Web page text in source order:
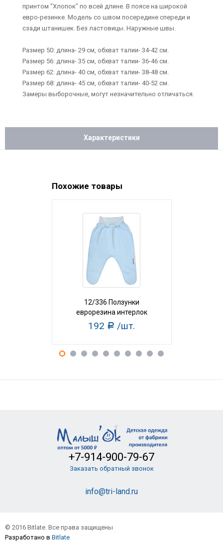
принтом "Хлопок" по всей длине. В поясе на широкой
евро-резинке. Модель со швом посередине спереди и
сзади штанишек. Без ластовицы. Наружные швы.
Размер 50: длина- 29 см, обхват талии- 34-42 см.
Размер 56: длина- 35 см, обхват талии- 36-46 см.
Размер 62: длина- 40 см, обхват талии- 38-48 см.
Размер 68: длина- 45 см, обхват талии- 40-52 см.
Замеры выборочные, могут незначительно отличаться.
Характеристики
Похожие товары
12/336 Ползунки
еврорезина интерлок
192 Р /шт.
+7-914-900-79-67
Заказать обратный звонок
info@tri-land.ru
© 2016 Bitlate. Все права защищены
Разработано в Bitlate